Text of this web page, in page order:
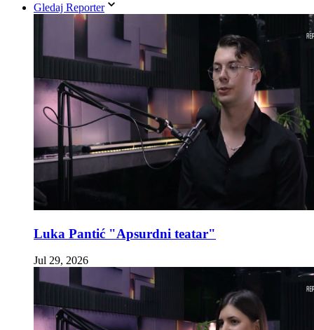
Gledaj Reporter
Luka Pantić "Apsurdni teatar"
Jul 29, 2026